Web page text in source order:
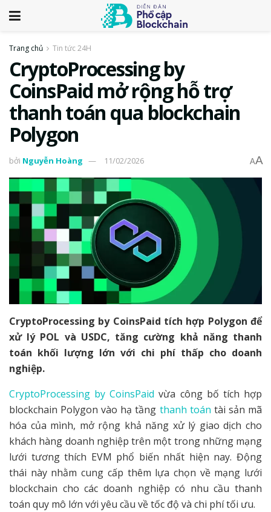
Trang chủ Tin tức 24H
CryptoProcessing by
CoinsPaid mở rộng hỗ trợ
thanh toán qua blockchain
Polygon
bởi Nguyễn Hoàng 11/02/2026 AA
CryptoProcessing by CoinsPaid tích hợp Polygon để
xử lý POL và USDC, tăng cường khả năng thanh
toán khối lượng lớn với chi phí thấp cho doanh
nghiệp.
CryptoProcessing by CoinsPaid vừa công bố tích hợp
blockchain Polygon vào hạ tầng thanh toán tài sản mã
hóa của mình, mở rộng khả năng xử lý giao dịch cho
khách hàng doanh nghiệp trên một trong những mạng
lưới tương thích EVM phổ biến nhất hiện nay. Động
thái này nhằm cung cấp thêm lựa chọn về mạng lưới
blockchain cho các doanh nghiệp có nhu cầu thanh
toán quy mô lớn với yêu cầu về tốc độ và chi phí tối ưu.